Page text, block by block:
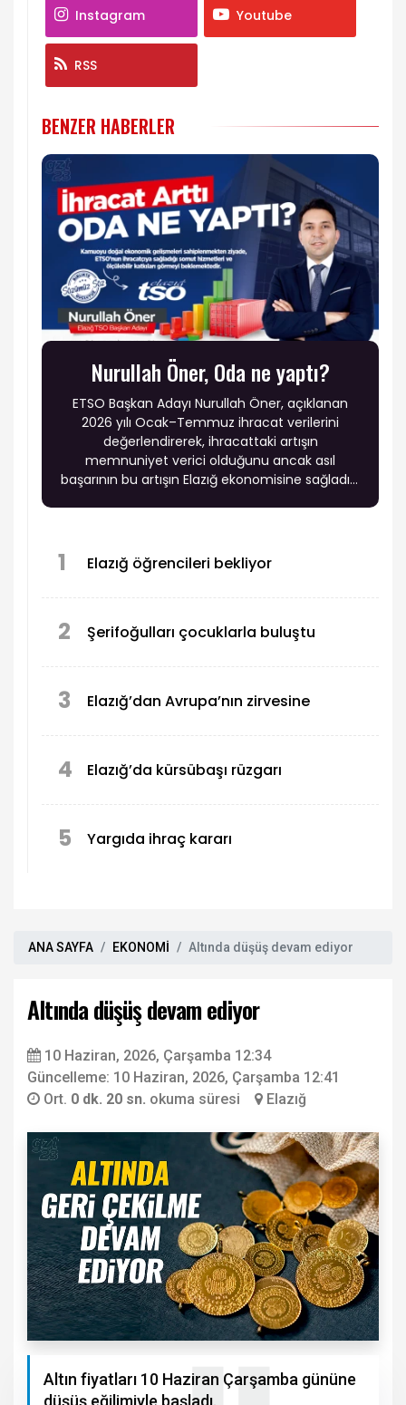
Instagram Youtube
RSS
BENZER HABERLER
Nurullah Öner, Oda ne yaptı?
ETSO Başkan Adayı Nurullah Öner, açıklanan
2026 yılı Ocak–Temmuz ihracat verilerini
değerlendirerek, ihracattaki artışın
memnuniyet verici olduğunu ancak asıl
başarının bu artışın Elazığ ekonomisine sağladığı
1 Elazığ öğrencileri bekliyor
2 Şerifoğulları çocuklarla buluştu
3 Elazığ’dan Avrupa’nın zirvesine
4 Elazığ’da kürsübaşı rüzgarı
5 Yargıda ihraç kararı
ANA SAYFA EKONOMİ Altında düşüş devam ediyor
Altında düşüş devam ediyor
10 Haziran, 2026, Çarşamba 12:34
Güncelleme: 10 Haziran, 2026, Çarşamba 12:41
Ort. 0 dk. 20 sn. okuma süresi Elazığ
Altın fiyatları 10 Haziran Çarşamba gününe
düşüş eğilimiyle başladı.